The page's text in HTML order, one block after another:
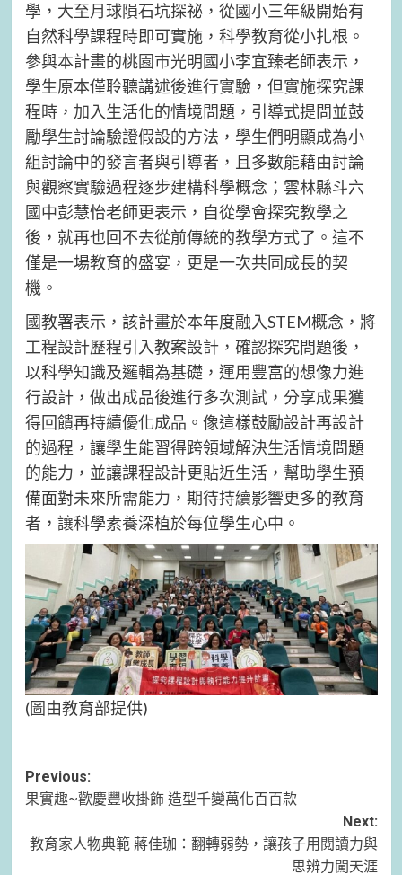
學，大至月球隕石坑探祕，從國小三年級開始有
自然科學課程時即可實施，科學教育從小扎根。
參與本計畫的桃園市光明國小李宜臻老師表示，
學生原本僅聆聽講述後進行實驗，但實施探究課
程時，加入生活化的情境問題，引導式提問並鼓
勵學生討論驗證假設的方法，學生們明顯成為小
組討論中的發言者與引導者，且多數能藉由討論
與觀察實驗過程逐步建構科學概念；雲林縣斗六
國中彭慧怡老師更表示，自從學會探究教學之
後，就再也回不去從前傳統的教學方式了。這不
僅是一場教育的盛宴，更是一次共同成長的契
機。
國教署表示，該計畫於本年度融入STEM概念，將
工程設計歷程引入教案設計，確認探究問題後，
以科學知識及邏輯為基礎，運用豐富的想像力進
行設計，做出成品後進行多次測試，分享成果獲
得回饋再持續優化成品。像這樣鼓勵設計再設計
的過程，讓學生能習得跨領域解決生活情境問題
的能力，並讓課程設計更貼近生活，幫助學生預
備面對未來所需能力，期待持續影響更多的教育
者，讓科學素養深植於每位學生心中。
(圖由教育部提供)
Post
navigation
Previous:
果實趣~歡慶豐收掛飾 造型千變萬化百百款
Next:
教育家人物典範 蔣佳珈：翻轉弱勢，讓孩子用閱讀力與
思辨力闖天涯